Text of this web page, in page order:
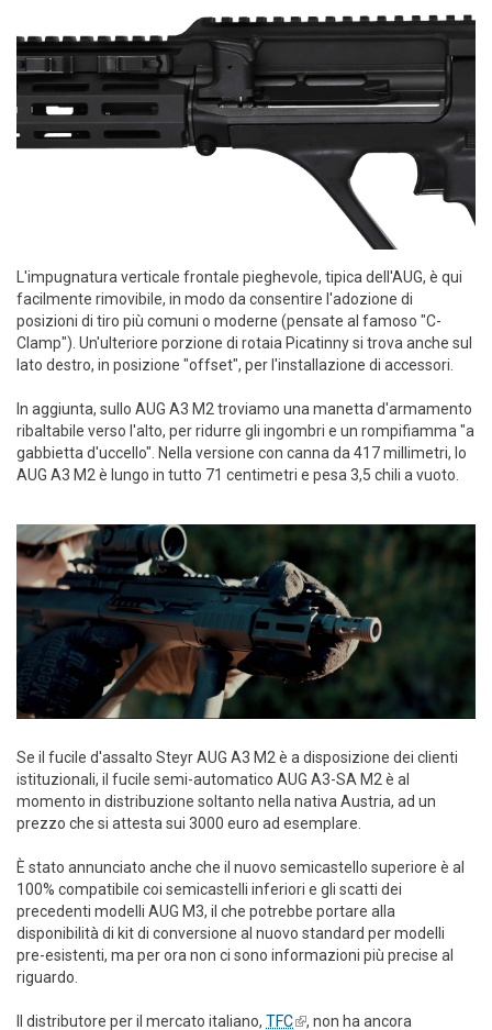
L'impugnatura verticale frontale pieghevole, tipica dell'AUG, è qui
facilmente rimovibile, in modo da consentire l'adozione di
posizioni di tiro più comuni o moderne (pensate al famoso "C-
Clamp"). Un'ulteriore porzione di rotaia Picatinny si trova anche sul
lato destro, in posizione "offset", per l'installazione di accessori.
In aggiunta, sullo AUG A3 M2 troviamo una manetta d'armamento
ribaltabile verso l'alto, per ridurre gli ingombri e un rompifiamma "a
gabbietta d'uccello". Nella versione con canna da 417 millimetri, lo
AUG A3 M2 è lungo in tutto 71 centimetri e pesa 3,5 chili a vuoto.
Se il fucile d'assalto Steyr AUG A3 M2 è a disposizione dei clienti
istituzionali, il fucile semi-automatico AUG A3-SA M2 è al
momento in distribuzione soltanto nella nativa Austria, ad un
prezzo che si attesta sui 3000 euro ad esemplare.
È stato annunciato anche che il nuovo semicastello superiore è al
100% compatibile coi semicastelli inferiori e gli scatti dei
precedenti modelli AUG M3, il che potrebbe portare alla
disponibilità di kit di conversione al nuovo standard per modelli
pre-esistenti, ma per ora non ci sono informazioni più precise al
riguardo.
Il distributore per il mercato italiano, TFC(link is external)
, non ha ancora